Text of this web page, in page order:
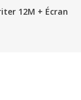
12M + Écran